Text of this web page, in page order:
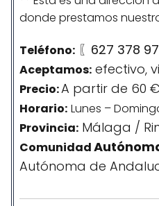
donde prestamos
Teléfono: 〖627 378
Aceptamos: efectivo,
Precio:A partir de 60 €
Horario: Lunes –
Provincia: Málaga /
Comunidad
Autónoma de